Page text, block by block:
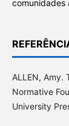
comunidades
ALLEN, Amy.
Normative
University